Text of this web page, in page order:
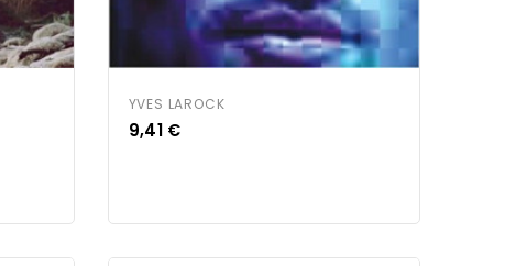
YVES LAROCK
Prix
9,41 €